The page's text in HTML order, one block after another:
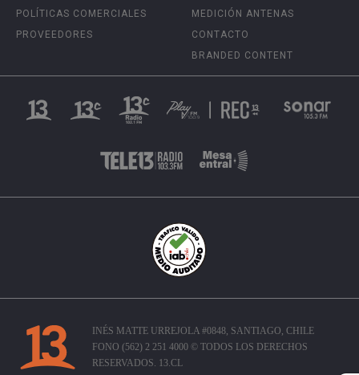
POLÍTICAS COMERCIALES
PROVEEDORES
MEDICIÓN ANTENAS
CONTACTO
BRANDED CONTENT
INÉS MATTE URREJOLA #0848, SANTIAGO, CHILE
FONO (562) 2 251 4000 © TODOS LOS DERECHOS
RESERVADOS. 13.CL